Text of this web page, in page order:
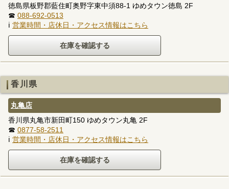
徳島県板野郡藍住町奥野字東中須88-1 ゆめタウン徳島 2F
☎ 088-692-0513
ℹ 営業時間・店休日・アクセス情報はこちら
香川県
丸亀店
香川県丸亀市新田町150 ゆめタウン丸亀 2F
☎ 0877-58-2511
ℹ 営業時間・店休日・アクセス情報はこちら